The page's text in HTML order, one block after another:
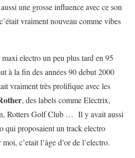
une grosse influence avec ce son
vraiment nouveau comme vibes
electro un peu plus tard en 95
à la fin des années 90 debut 2000
vraiment très prolifique avec les
, des labels comme Electrix,
Rotters Golf Club … Il y avait aussi
qui proposaient un track electro
c’etait l’âge d’or de l’electro.